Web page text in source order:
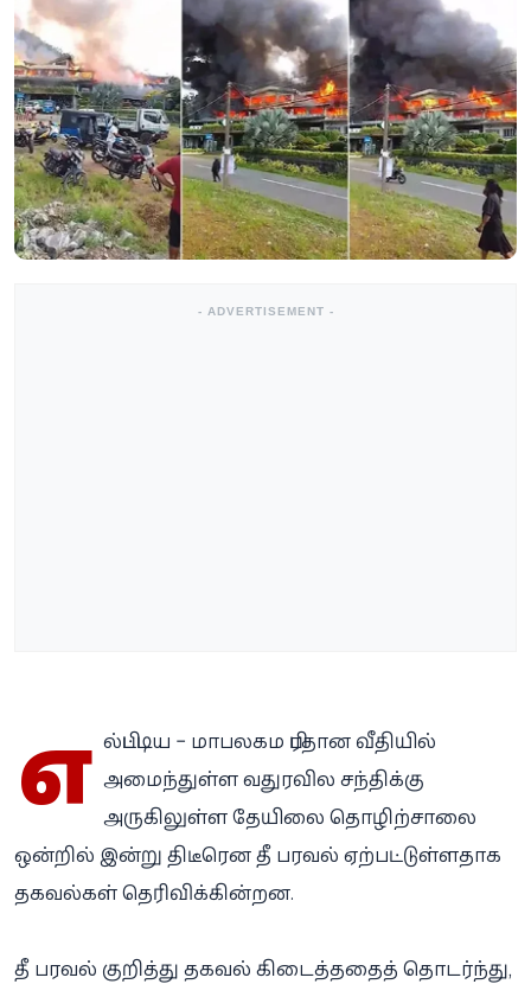
- ADVERTISEMENT -
எ ல்பிட்டிய – மாபலகம பிரதான வீதியில்
அமைந்துள்ள வதுரவில சந்திக்கு
அருகிலுள்ள தேயிலை தொழிற்சாலை
ஒன்றில் இன்று திடீரென தீ பரவல் ஏற்பட்டுள்ளதாக
தகவல்கள் தெரிவிக்கின்றன.
தீ பரவல் குறித்து தகவல் கிடைத்ததைத் தொடர்ந்து,